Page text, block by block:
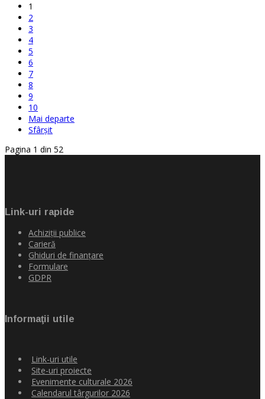
1
2
3
4
5
6
7
8
9
10
Mai departe
Sfârșit
Pagina 1 din 52
Link-uri rapide
Achiziţii publice
Carieră
Ghiduri de finanţare
Formulare
GDPR
Informaţii utile
Link-uri utile
Site-uri proiecte
Evenimente culturale 2026
Calendarul târgurilor 2026